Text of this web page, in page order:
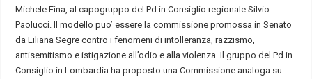
Michele Fina, al capogruppo del Pd in Consiglio regionale Silvio
Paolucci. Il modello puo’ essere la commissione promossa in Senato
da Liliana Segre contro i fenomeni di intolleranza, razzismo,
antisemitismo e istigazione all’odio e alla violenza. Il gruppo del Pd in
Consiglio in Lombardia ha proposto una Commissione analoga su